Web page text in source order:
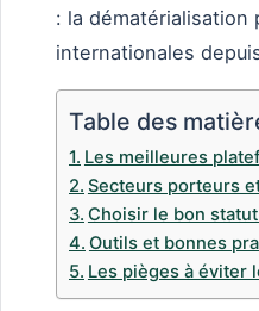
: la dématérialisation
internationales
Table des
Les meilleures
Secteurs porteurs
Choisir le bon
Outils et bonnes
Les pièges à éviter